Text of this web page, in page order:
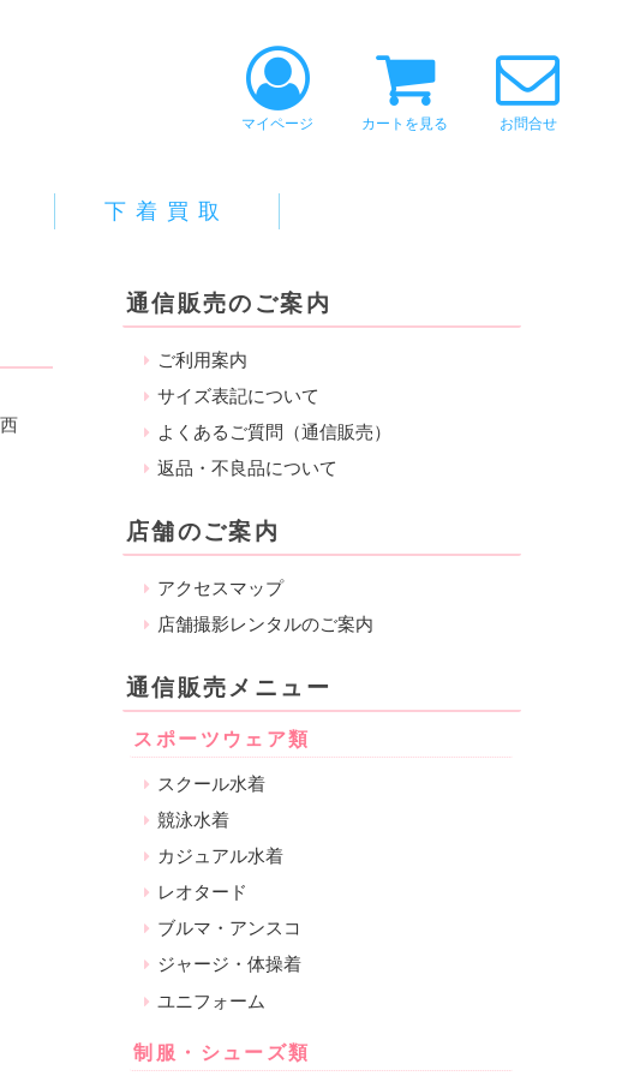
マイページ カートを見る お問合せ
下着買取
通信販売のご案内
ご利用案内
サイズ表記について
よくあるご質問（通信販売）
返品・不良品について
店舗のご案内
アクセスマップ
店舗撮影レンタルのご案内
通信販売メニュー
スポーツウェア類
スクール水着
競泳水着
カジュアル水着
レオタード
ブルマ・アンスコ
ジャージ・体操着
ユニフォーム
制服・シューズ類